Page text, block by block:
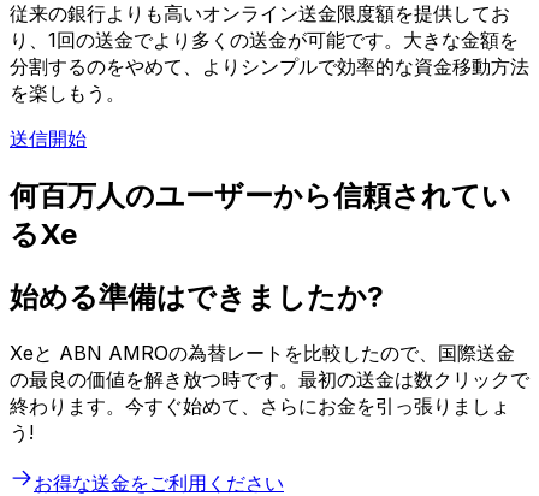
従来の銀行よりも高いオンライン送金限度額を提供してお
り、1回の送金でより多くの送金が可能です。大きな金額を
分割するのをやめて、よりシンプルで効率的な資金移動方法
を楽しもう。
送信開始
何百万人のユーザーから信頼されてい
るXe
始める準備はできましたか?
Xeと ABN AMROの為替レートを比較したので、国際送金
の最良の価値を解き放つ時です。最初の送金は数クリックで
終わります。今すぐ始めて、さらにお金を引っ張りましょ
う!
お得な送金をご利用ください